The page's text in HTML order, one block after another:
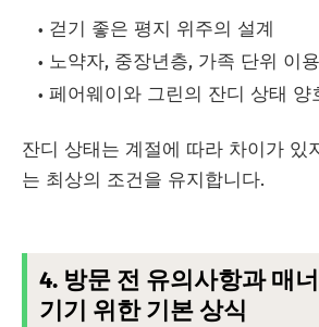
걷기 좋은 평지 위주의 설계
노약자, 중장년층, 가족 단위 이
페어웨이와 그린의 잔디 상태 양
잔디 상태는 계절에 따라 차이가 있
는 최상의 조건을 유지합니다.
4. 방문 전 유의사항과 매
기기 위한 기본 상식